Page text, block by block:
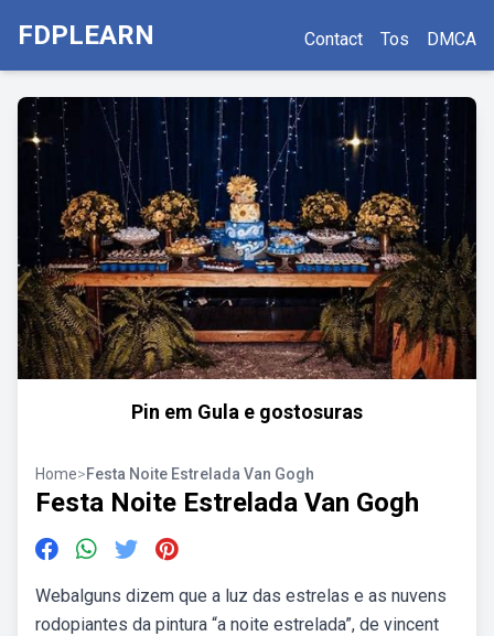
FDPLEARN Contact Tos DMCA
Pin em Gula e gostosuras
Home>Festa Noite Estrelada Van Gogh
Festa Noite Estrelada Van Gogh
Webalguns dizem que a luz das estrelas e as nuvens
rodopiantes da pintura “a noite estrelada”, de vincent